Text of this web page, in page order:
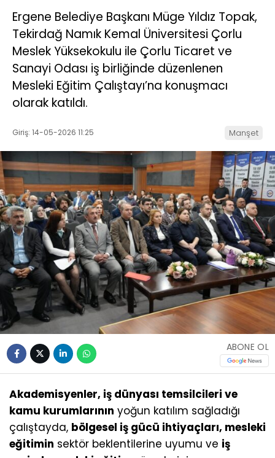
Ergene Belediye Başkanı Müge Yıldız Topak,
Tekirdağ Namık Kemal Üniversitesi Çorlu
Meslek Yüksekokulu ile Çorlu Ticaret ve
Sanayi Odası iş birliğinde düzenlenen
Mesleki Eğitim Çalıştayı’na konuşmacı
olarak katıldı.
Giriş: 14-05-2026 11:25 Manşet
ABONE OL
Akademisyenler, iş dünyası temsilcileri ve
kamu kurumlarının yoğun katılım sağladığı
çalıştayda, bölgesel iş gücü ihtiyaçları, mesleki
eğitimin sektör beklentilerine uyumu ve iş